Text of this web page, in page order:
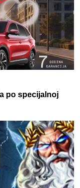
po specijalnoj